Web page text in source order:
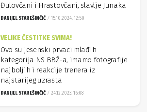
Đulovčani i Hrastovčani, slavlje Junaka
DANIJEL STAREŠINČIĆ 15.10.2024. 12:50
VELIKE ČESTITKE SVIMA!
Ovo su jesenski prvaci mlađih
kategorija NS BBŽ-a, imamo fotografije
najboljih i reakcije trenera iz
najstarijeg uzrasta
DANIJEL STAREŠINČIĆ 24.12.2023. 16:08